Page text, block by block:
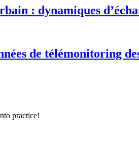
: dynamiques
de télémonitoring
practice!